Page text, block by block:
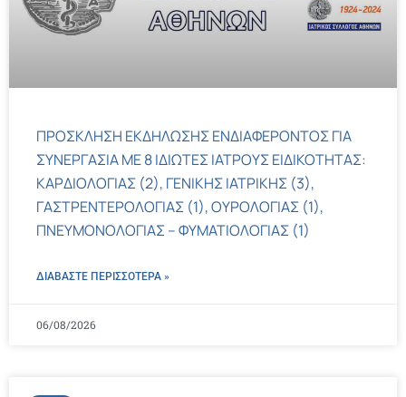
ΠΡΟΣΚΛΗΣΗ ΕΚΔΗΛΩΣΗΣ ΕΝΔΙΑΦΕΡΟΝΤΟΣ ΓΙΑ
ΣΥΝΕΡΓΑΣΙΑ ΜΕ 8 ΙΔΙΩΤΕΣ ΙΑΤΡΟΥΣ ΕΙΔΙΚΟΤΗΤΑΣ:
ΚΑΡΔΙΟΛΟΓΙΑΣ (2), ΓΕΝΙΚΗΣ ΙΑΤΡΙΚΗΣ (3),
ΓΑΣΤΡΕΝΤΕΡΟΛΟΓΙΑΣ (1), ΟΥΡΟΛΟΓΙΑΣ (1),
ΠΝΕΥΜΟΝΟΛΟΓΙΑΣ – ΦΥΜΑΤΙΟΛΟΓΙΑΣ (1)
ΔΙΑΒΑΣΤΕ ΠΕΡΙΣΣΌΤΕΡΑ »
06/08/2026